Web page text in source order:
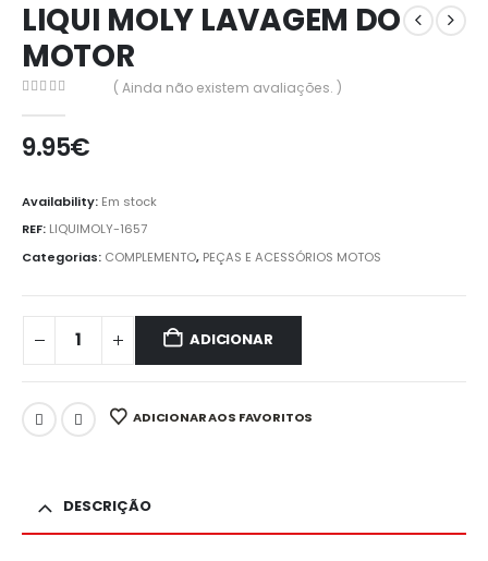
LIQUI MOLY LAVAGEM DO
MOTOR
( Ainda não existem avaliações. )
9.95€
Availability: Em stock
REF: LIQUIMOLY-1657
Categorias: COMPLEMENTO, PEÇAS E ACESSÓRIOS MOTOS
ADICIONAR
ADICIONAR AOS FAVORITOS
DESCRIÇÃO